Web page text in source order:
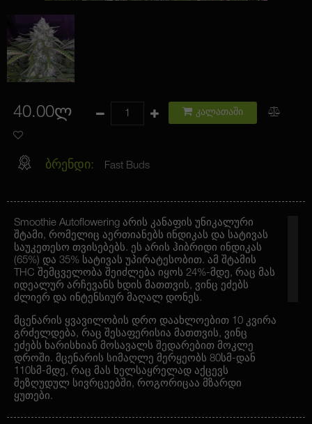
40.00ლ კალათაში
ბრენდი: Fast Buds
Smoothie Autoflowering არის კანაფის უნიკალური
შტამი, რომელიც აერთიანებს ინდიკას და სატივას
საუკეთესო თვისებებს. ეს არის ჰიბრიდი ინდიკას
(65%) და 35% სატივას უპირატესობით. ამ შტამის
THC შემცველობა შეიძლება იყოს 24%-მდე, რაც მას
იდეალურ არჩევანს ხდის მათთვის, ვინც ეძებს
ძლიერ და ინტენსიურ მაღალ დონეს.
მცენარის ყვავილობის დრო დაახლოებით 10 კვირა
გრძელდება, რაც შესაფერისია მათთვის, ვინც
ეძებს ხარისხიან მოსავალს შედარებით მოკლე
დროში. მცენარის სიმაღლე მერყეობს 80სმ-დან
110სმ-მდე, რაც მას ხელსაყრელად აქცევს
შეზღუდულ სივრცეებში, როგორიცაა მზარდი
ყუთები.
ჯიში შეიქმნა სომანგოსა და მოცვის შეჯვარებით,